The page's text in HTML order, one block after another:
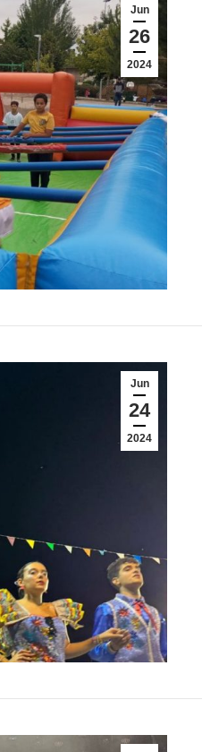
Jun
26
2024
Jun
24
2024